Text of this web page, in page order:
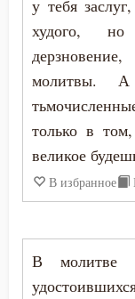
Сомнение
Сострадание
Спасение
Сплетни
у тебя
худого,
молитвы.
только в
великое
В избранное
В молитве